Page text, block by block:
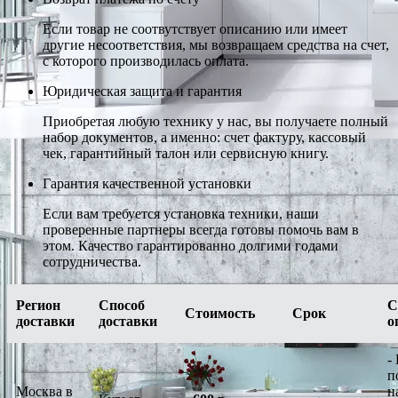
Если товар не соотвутствует описанию или имеет
другие несоответствия, мы возвращаем средства на счет,
с которого производилась оплата.
Юридическая защита и гарантия
Приобретая любую технику у нас, вы получаете полный
набор документов, а именно: счет фактуру, кассовый
чек, гарантийный талон или сервисную книгу.
Гарантия качественной установки
Если вам требуется установка техники, наши
проверенные партнеры всегда готовы помочь вам в
этом. Качество гарантированно долгими годами
сотрудничества.
Регион
доставки
Способ
доставки
Стоимость Срок
Москва в
-